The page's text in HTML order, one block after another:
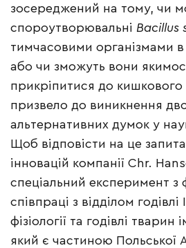
зосереджений на тому, чи
спороутворювальні Bacillus
тимчасовими організмами в
або чи зможуть вони
прикріпитися до кишкового
призвело до виникнення
альтернативних думок у
Щоб відповісти на це
інновацій компанії Chr.
спеціальний експеримент з
співпраці з відділом годівлі
фізіології та годівлі тварин
який є частиною Польської